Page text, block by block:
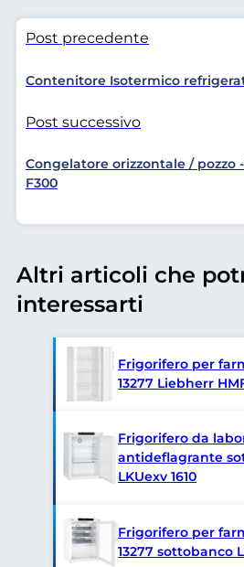
Post precedente
Contenitore Isotermico
Post successivo
Congelatore orizzontale / pozzo
F300
Altri articoli che
interessarti
Frigorifero per
13277 Liebherr
Frigorifero da
antideflagrante
LKUexv 1610
Frigorifero per
13277 sottobanco